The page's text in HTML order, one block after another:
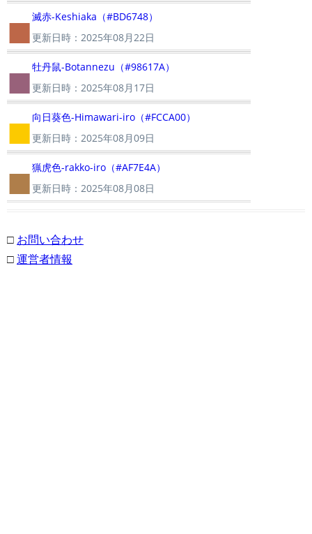
■滅赤-Keshiaka（#BD6748）
更新日時：2025年08月22日
■牡丹鼠-Botannezu（#98617A）
更新日時：2025年08月17日
■ 向日葵色-Himawari-iro（#FCCA00）
更新日時：2025年08月09日
■猟虎色-rakko-iro（#AF7E4A）
更新日時：2025年08月08日
□ お問い合わせ
□運営者情報